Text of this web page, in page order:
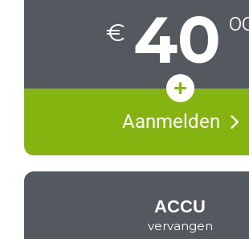
€ 40
Volledige hardware
Aanmelden
ACCU
vervangen